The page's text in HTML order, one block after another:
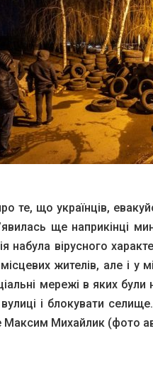
те, що українців,
ще наприкінці
набула вірусного
жителів, але і у
мережі в яких
і блокувати
Максим Михайлик (фото